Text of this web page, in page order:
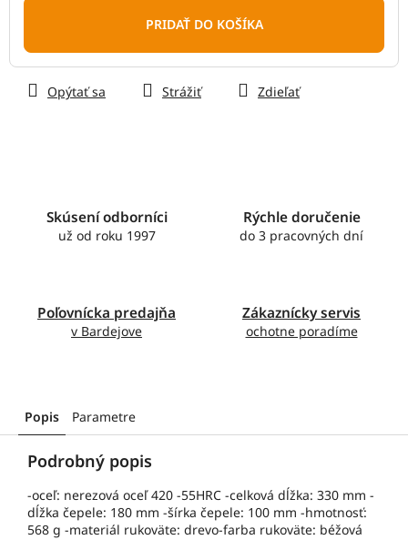
PRIDAŤ DO KOŠÍKA
Opýtať sa Strážiť Zdieľať
Skúsení odborníci
už od roku 1997
Rýchle doručenie
do 3 pracovných dní
Poľovnícka predajňa
v Bardejove
Zákaznícky servis
ochotne poradíme
Popis Parametre
Podrobný popis
-oceľ: nerezová oceľ 420 -55HRC -celková dĺžka: 330 mm -
dĺžka čepele: 180 mm -šírka čepele: 100 mm -hmotnosť:
568 g -materiál rukoväte: drevo-farba rukoväte: béžová